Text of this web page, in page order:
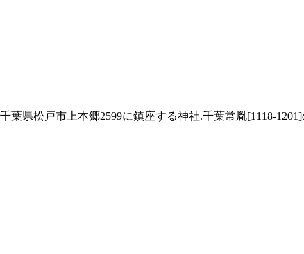
千葉県松戸市上本郷2599に鎮座する神社.千葉常胤[1118-